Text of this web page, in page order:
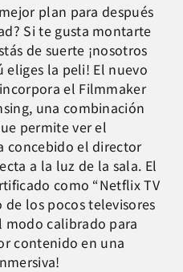
plan para después
Si te gusta montarte
de suerte ¡nosotros
eliges la peli! El nuevo
el Filmmaker
una combinación
permite ver el
concebido el director
a la luz de la sala. El
como “Netflix TV
de los pocos televisores
calibrado para
contenido en una